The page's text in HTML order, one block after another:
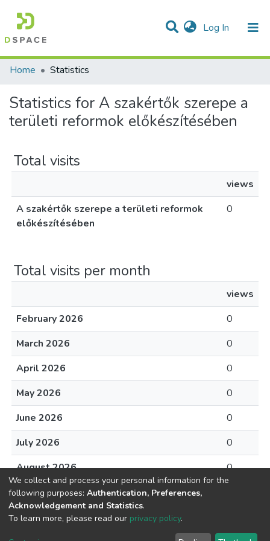
Log In (current)
Communities & Collections
All of DSpace
Home
Statistics
Statistics for A szakértők szerepe a
területi reformok előkészítésében
Total visits
views
A szakértők szerepe a területi reformok
előkészítésében
0
Total visits per month
views
February 2026
0
March 2026
0
April 2026
0
May 2026
0
June 2026
0
July 2026
0
August 2026
0
We collect and process your personal information for the
following purposes: Authentication, Preferences,
Acknowledgement and Statistics.
To learn more, please read our privacy policy.